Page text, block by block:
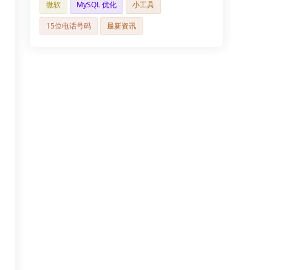
微软 MySQL 优化 小工具
15位电话号码 最新资讯